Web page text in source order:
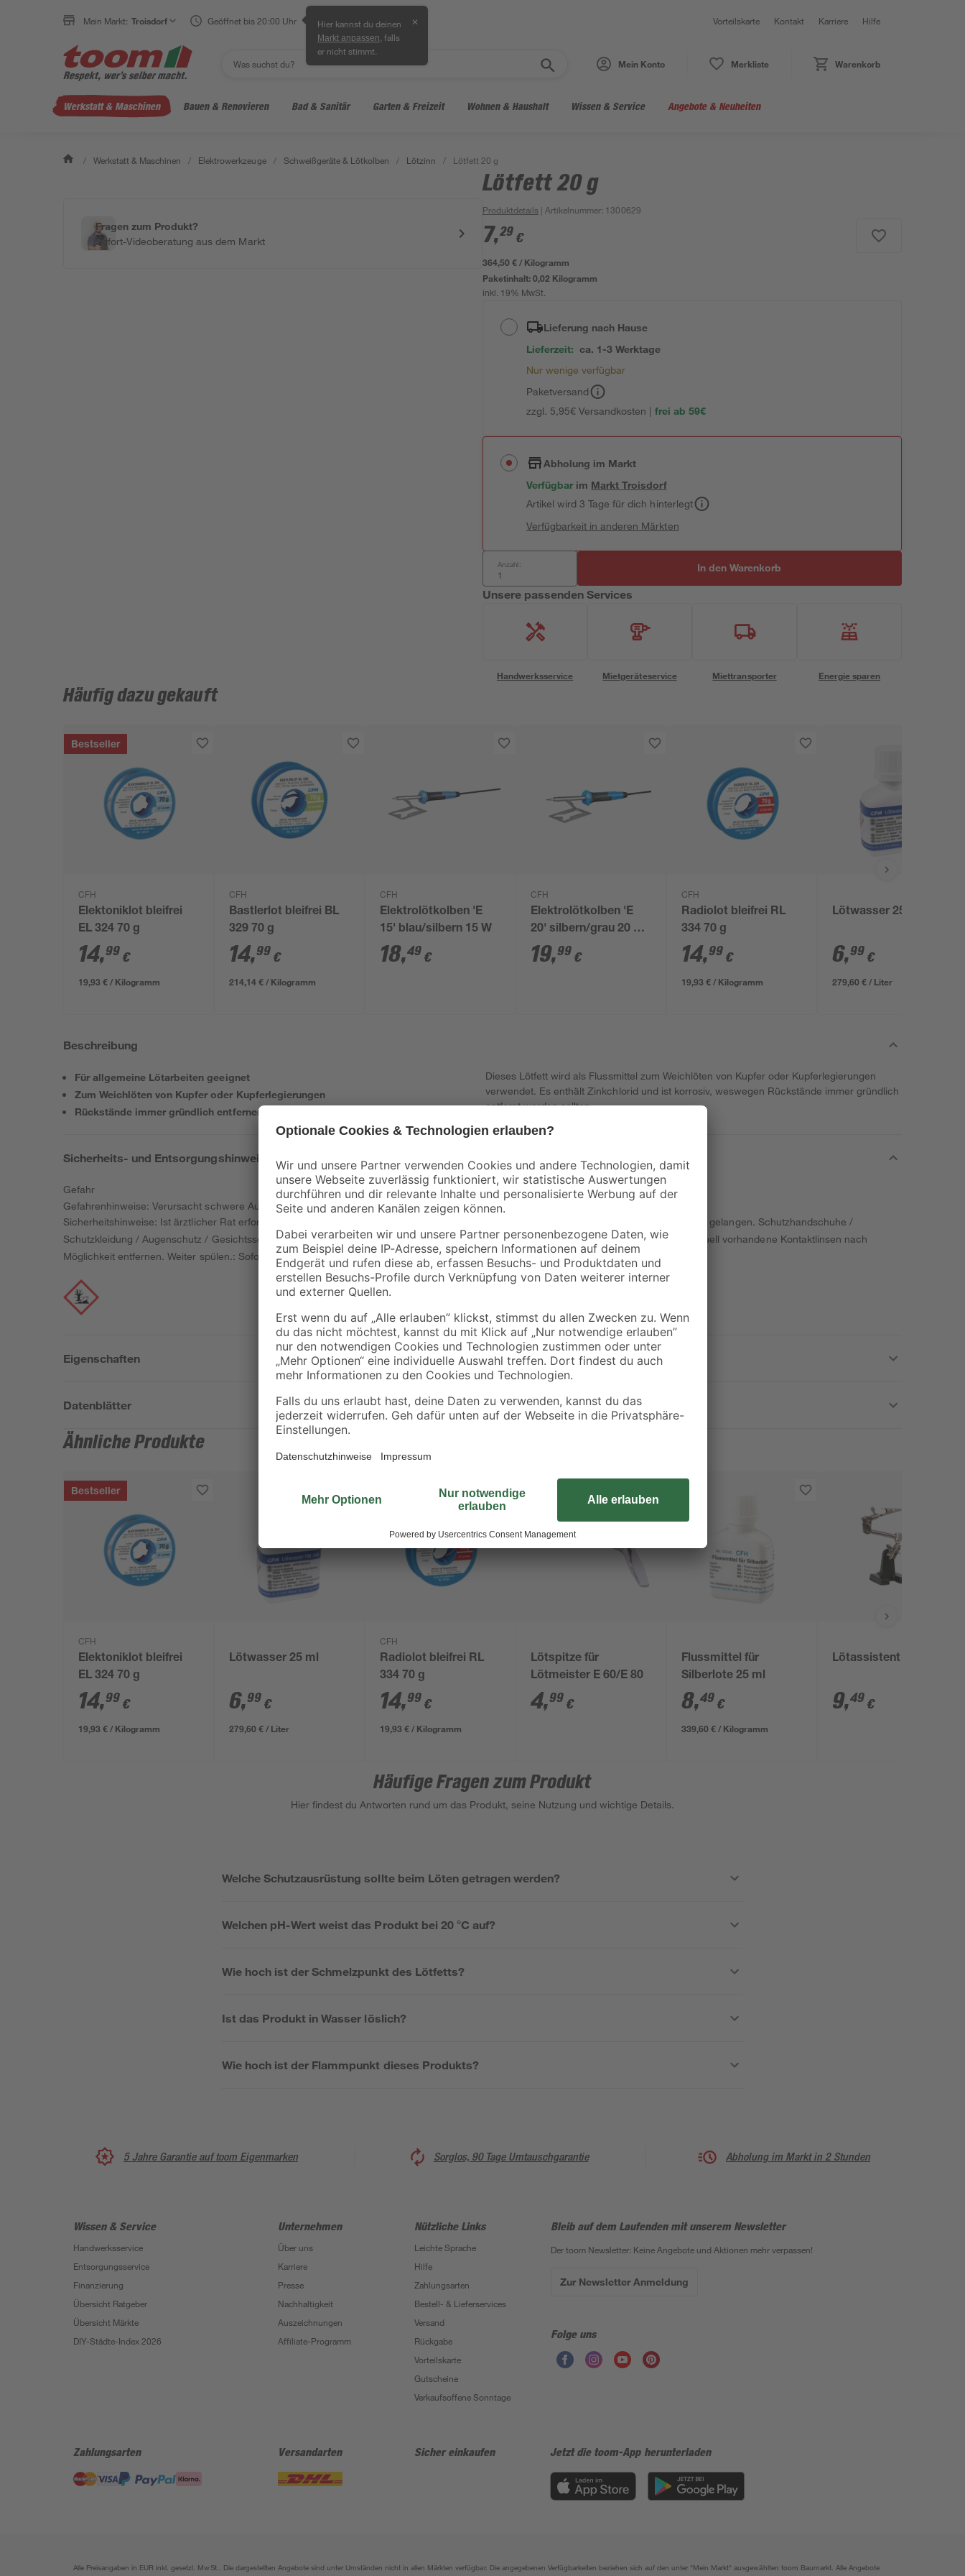
Mein Markt: Troisdorf Geöffnet bis 20:00 Uhr Hier kannst du deinen
Markt anpassen , falls
er nicht stimmt.
✕ Vorteilskarte Kontakt Karriere Hilfe
Mein Konto Merkliste Warenkorb
Werkstatt & Maschinen Bauen & Renovieren Bad & Sanitär Garten & Freizeit Wohnen & Haushalt Wissen & Service Angebote & Neuheiten
/ Werkstatt & Maschinen / Elektrowerkzeuge / Schweißgeräte & Lötkolben / Lötzinn / Lötfett 20 g
Fragen zum Produkt?
Sofort-Videoberatung aus dem Markt
Lötfett 20 g
Produktdetails | Artikelnummer: 1300629
7,29 €
364,50 € / Kilogramm
Paketinhalt:0,02 Kilogramm
inkl. 19% MwSt.
Lieferung nach Hause
Lieferzeit: ca. 1-3 Werktage
Nur wenige verfügbar
Paketversand
zzgl. 5,95€ Versandkosten | frei ab 59€
Abholung im Markt
Verfügbar im MarktTroisdorf
Artikel wird 3 Tage für dich hinterlegt
Verfügbarkeit in anderen Märkten
Anzahl: In den Warenkorb
Unsere passenden Services
Handwerksservice Mietgeräteservice Miettransporter Energie sparen
Häufig dazu gekauft
Bestseller
CFH
Elektoniklot bleifrei
EL 324 70 g
14,99 €
19,93 € / Kilogramm
CFH
Bastlerlot bleifrei BL
329 70 g
14,99 €
214,14 € / Kilogramm
CFH
Elektrolötkolben 'E
15' blau/silbern 15 W
18,49 €
CFH
Elektrolötkolben 'E
20' silbern/grau 20 W,
350 °C
19,99 €
CFH
Radiolot bleifrei RL
334 70 g
14,99 €
19,93 € / Kilogramm
Lötwasser 25 ml
6,99 €
279,60 € / Liter
Beschreibung
Für allgemeine Lötarbeiten geeignet
Zum Weichlöten von Kupfer oder Kupferlegierungen
Rückstände immer gründlich entfernen
Dieses Lötfett wird als Flussmittel zum Weichlöten von Kupfer oder Kupferlegierungen
verwendet. Es enthält Zinkchlorid und ist korrosiv, weswegen Rückstände immer gründlich
entfernt werden sollten.
Sicherheits- und Entsorgungshinweise
Gefahr
Gefahrenhinweise: Verursacht schwere Augenschäden. Verursacht Hautreizungen.
Sicherheitshinweise: Ist ärztlicher Rat erforderlich, Verpackung oder Kennzeichnungsetikett bereithalten. Darf nicht in die Hände von Kindern gelangen. Schutzhandschuhe /
Schutzkleidung / Augenschutz / Gesichtsschutz tragen. Bei Kontakt mit den Augen: Einige Minuten lang behutsam mit Wasser spülen. Eventuell vorhandene Kontaktlinsen nach
Möglichkeit entfernen. Weiter spülen.: Sofort GIFTINFORMATIONSZENTRUM/Arzt anrufen
Eigenschaften
Datenblätter
Ähnliche Produkte
Bestseller
CFH
Elektoniklot bleifrei
EL 324 70 g
14,99 €
19,93 € / Kilogramm
Lötwasser 25 ml
6,99 €
279,60 € / Liter
CFH
Radiolot bleifrei RL
334 70 g
14,99 €
19,93 € / Kilogramm
Lötspitze für
Lötmeister E 60/E 80
4,99 €
Flussmittel für
Silberlote 25 ml
8,49 €
339,60 € / Kilogramm
Lötassistent LA 240
9,49 €
Häufige Fragen zum Produkt
Hier findest du Antworten rund um das Produkt, seine Nutzung und wichtige Details.
Welche Schutzausrüstung sollte beim Löten getragen werden?
Welchen pH-Wert weist das Produkt bei 20 °C auf?
Wie hoch ist der Schmelzpunkt des Lötfetts?
Ist das Produkt in Wasser löslich?
Wie hoch ist der Flammpunkt dieses Produkts?
5 Jahre Garantie auf toom Eigenmarken Sorglos, 90 Tage Umtauschgarantie Abholung im Markt in 2 Stunden
Wissen & Service
Handwerksservice
Entsorgungsservice
Finanzierung
Übersicht Ratgeber
Übersicht Märkte
DIY-Städte-Index 2026
Unternehmen
Über uns
Karriere
Presse
Nachhaltigkeit
Auszeichnungen
Affiliate-Programm
Nützliche Links
Leichte Sprache
Hilfe
Zahlungsarten
Bestell- & Lieferservices
Versand
Rückgabe
Vorteilskarte
Gutscheine
Verkaufsoffene Sonntage
Bleib auf dem Laufenden mit unserem Newsletter
Der toom Newsletter: Keine Angebote und Aktionen mehr verpassen!
Zur Newsletter Anmeldung
Folge uns
Zahlungsarten Versandarten Sicher einkaufen Jetzt die toom-App herunterladen
Alle Preisangaben in EUR inkl. gesetzl. MwSt.. Die dargestellten Angebote sind unter Umständen nicht in allen Märkten verfügbar. Die angegebenen Verfügbarkeiten beziehen sich auf den unter "Mein Markt" ausgewählten toom Baumarkt. Alle Angebote